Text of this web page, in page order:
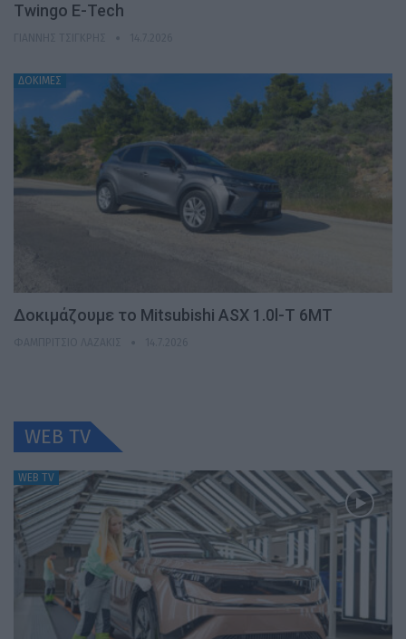
Twingo E-Tech
ΔΟΚΙΜΕΣ
Δοκιμάζουμε το Mitsubishi ASX 1.0l-T 6MT
WEB TV
WEB TV